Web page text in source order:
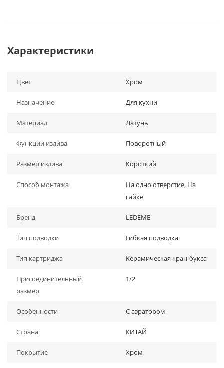
Характеристики
Цвет Хром
Назначение Для кухни
Материал Латунь
Функции излива Поворотный
Размер излива Короткий
Способ монтажа
На одно отверстие, На
гайке
Бренд LEDEME
Тип подводки Гибкая подводка
Тип картриджа Керамическая кран-букса
Присоединительный
размер
1/2
Особенности С аэратором
Страна КИТАЙ
Покрытие Хром